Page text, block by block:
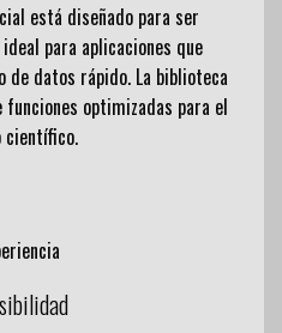
está diseñado para ser
para aplicaciones que
de datos rápido. La biblioteca
optimizadas para el
científico.